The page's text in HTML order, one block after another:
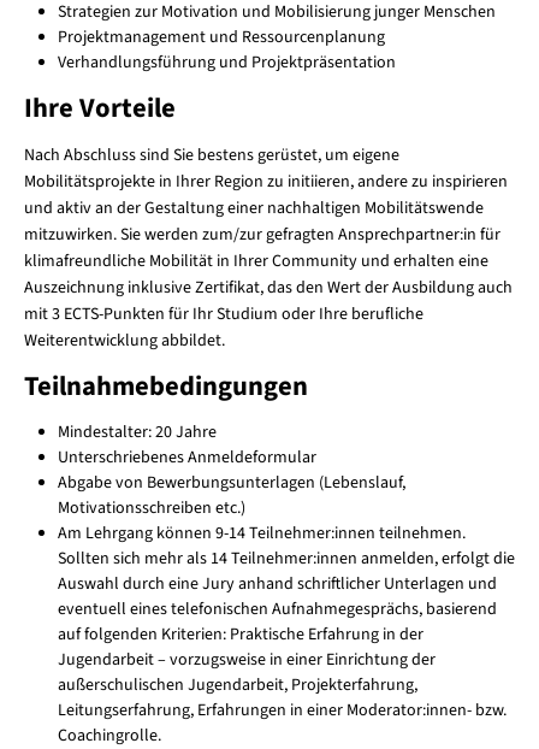
Strategien zur Motivation und Mobilisierung junger Menschen
Projektmanagement und Ressourcenplanung
Verhandlungsführung und Projektpräsentation
Ihre Vorteile
Nach Abschluss sind Sie bestens gerüstet, um eigene
Mobilitätsprojekte in Ihrer Region zu initiieren, andere zu inspirieren
und aktiv an der Gestaltung einer nachhaltigen Mobilitätswende
mitzuwirken. Sie werden zum/zur gefragten Ansprechpartner:in für
klimafreundliche Mobilität in Ihrer Community und erhalten eine
Auszeichnung inklusive Zertifikat, das den Wert der Ausbildung auch
mit 3 ECTS-Punkten für Ihr Studium oder Ihre berufliche
Weiterentwicklung abbildet.
Teilnahmebedingungen
Mindestalter: 20 Jahre
Unterschriebenes Anmeldeformular
Abgabe von Bewerbungsunterlagen (Lebenslauf,
Motivationsschreiben etc.)
Am Lehrgang können 9-14 Teilnehmer:innen teilnehmen.
Sollten sich mehr als 14 Teilnehmer:innen anmelden, erfolgt die
Auswahl durch eine Jury anhand schriftlicher Unterlagen und
eventuell eines telefonischen Aufnahmegesprächs, basierend
auf folgenden Kriterien: Praktische Erfahrung in der
Jugendarbeit – vorzugsweise in einer Einrichtung der
außerschulischen Jugendarbeit, Projekterfahrung,
Leitungserfahrung, Erfahrungen in einer Moderator:innen- bzw.
Coachingrolle.